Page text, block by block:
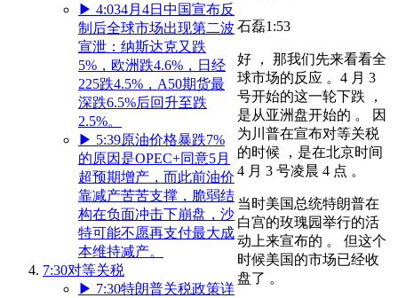
▶ 4:034月4日中国宣布反
制后全球市场出现第二波
宣泄：纳斯达克又跌
5%，欧洲跌4.6%，日经
225跌4.5%，A50期货最
深跌6.5%后回升至跌
2.5%。
▶ 5:39原油价格暴跌7%
的原因是OPEC+同意5月
超预期增产，而此前油价
靠减产苦苦支撑，脆弱结
构在负面冲击下崩盘，沙
特可能不愿再支付最大成
本维持减产。
7:30对等关税
▶ 7:30特朗普关税政策详
石磊1:53
好 ， 那我们先来看看全
球市场的反应 。4 月 3
号开始的这一轮下跌 ，
是从亚洲盘开始的 。 因
为川普在宣布对等关税
的时候 ，是在北京时间
4 月 3 号凌晨 4 点 。
当时美国总统特朗普在
白宫的玫瑰园举行的活
动上来宣布的 。 但这个
时候美国的市场已经收
盘了 。